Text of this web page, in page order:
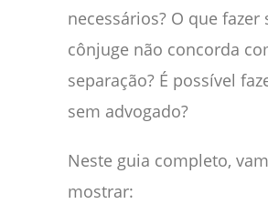
necessários? O que fazer
cônjuge não concorda
separação? É possível
sem advogado?
Neste guia completo,
mostrar: